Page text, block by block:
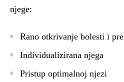
njege:
Rano otkrivanje bolesti i
Individualizirana njega
Pristup optimalnoj njezi